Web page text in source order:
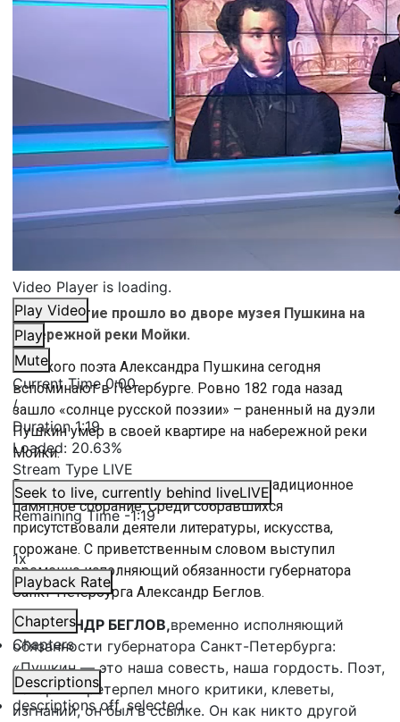
Video Player is loading.
Play Video
Play
Mute
Current Time0:00
/
Duration1:19
Loaded: 20.63%
Stream Type LIVE
Seek to live, currently behind liveLIVE
Remaining Time-1:19
1x
Playback Rate
Chapters
Chapters
Descriptions
descriptions off, selected
Мероприятие прошло во дворе музея Пушкина на
набережной реки Мойки.
Великого поэта Александра Пушкина сегодня
вспоминают в Петербурге. Ровно 182 года назад
зашло «солнце русской поэзии» – раненный на дуэли
Пушкин умер в своей квартире на набережной реки
Мойки.
Во дворе теперь уже музея прошло традиционное
памятное собрание. Среди собравшихся
присутствовали деятели литературы, искусства,
горожане. С приветственным словом выступил
временно исполняющий обязанности губернатора
Санкт-Петербурга Александр Беглов.
АЛЕКСАНДР БЕГЛОВ,временно исполняющий
обязанности губернатора Санкт-Петербурга:
«Пушкин — это наша совесть, наша гордость. Поэт,
который претерпел много критики, клеветы,
изгнаний, он был в ссылке. Он как никто другой